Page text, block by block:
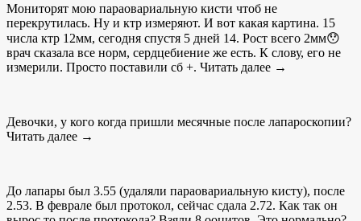
Мониторят мою параовариальную кисти чтоб не
перекрутилась. Ну и ктр измеряют. И вот какая картина. 15
числа ктр 12мм, сегодня спустя 5 дней 14. Рост всего 2мм😯
врач сказала все норм, сердцебиение же есть. К слову, его не
измерили. Просто поставили сб +. Читать далее →
Девочки, у кого когда пришли месячные после лапароскопии?
Читать далее →
До лапары был 3.55 (удаляли параовариальную кисту), после
2.53. В феврале был протокол, сейчас сдала 2.72. Как так он